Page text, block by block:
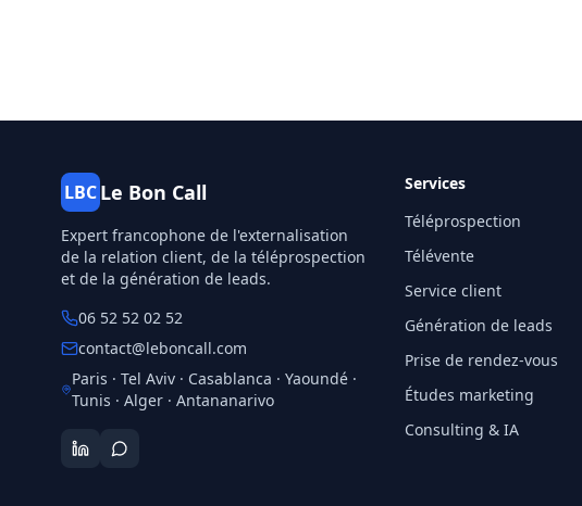
LBCLe Bon Call
Expert francophone de l'externalisation
de la relation client, de la téléprospection
et de la génération de leads.
06 52 52 02 52
contact@leboncall.com
Paris · Tel Aviv · Casablanca · Yaoundé ·
Tunis · Alger · Antananarivo
Services
Téléprospection
Télévente
Service client
Génération de leads
Prise de rendez-vous
Études marketing
Consulting & IA